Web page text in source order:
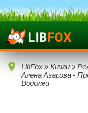
LibFox » Книги »
Алена Азарова -
Водолей